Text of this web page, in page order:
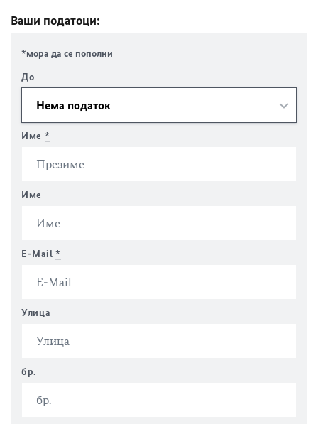
Ваши податоци:
*мора да се пополни
До
Име *
Име
E-Mail *
Улица
бр.